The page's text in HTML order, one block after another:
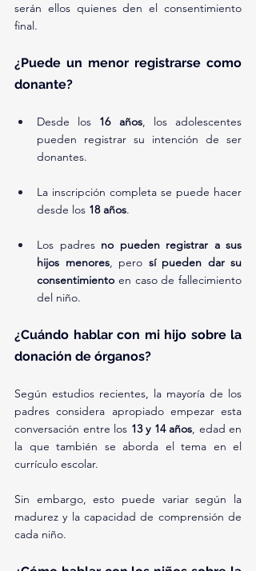
serán ellos quienes den el consentimiento
final.
¿Puede un menor registrarse como
donante?
Desde los 16 años, los adolescentes
pueden registrar su intención de ser
donantes.
La inscripción completa se puede hacer
desde los 18 años.
Los padres no pueden registrar a sus
hijos menores, pero sí pueden dar su
consentimiento en caso de fallecimiento
del niño.
¿Cuándo hablar con mi hijo sobre la
donación de órganos?
Según estudios recientes, la mayoría de los
padres considera apropiado empezar esta
conversación entre los 13 y 14 años, edad en
la que también se aborda el tema en el
currículo escolar.
Sin embargo, esto puede variar según la
madurez y la capacidad de comprensión de
cada niño.